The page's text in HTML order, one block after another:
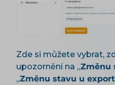
Zde si můžete vybrat,
upozornění na „Změnu
„Změnu stavu u